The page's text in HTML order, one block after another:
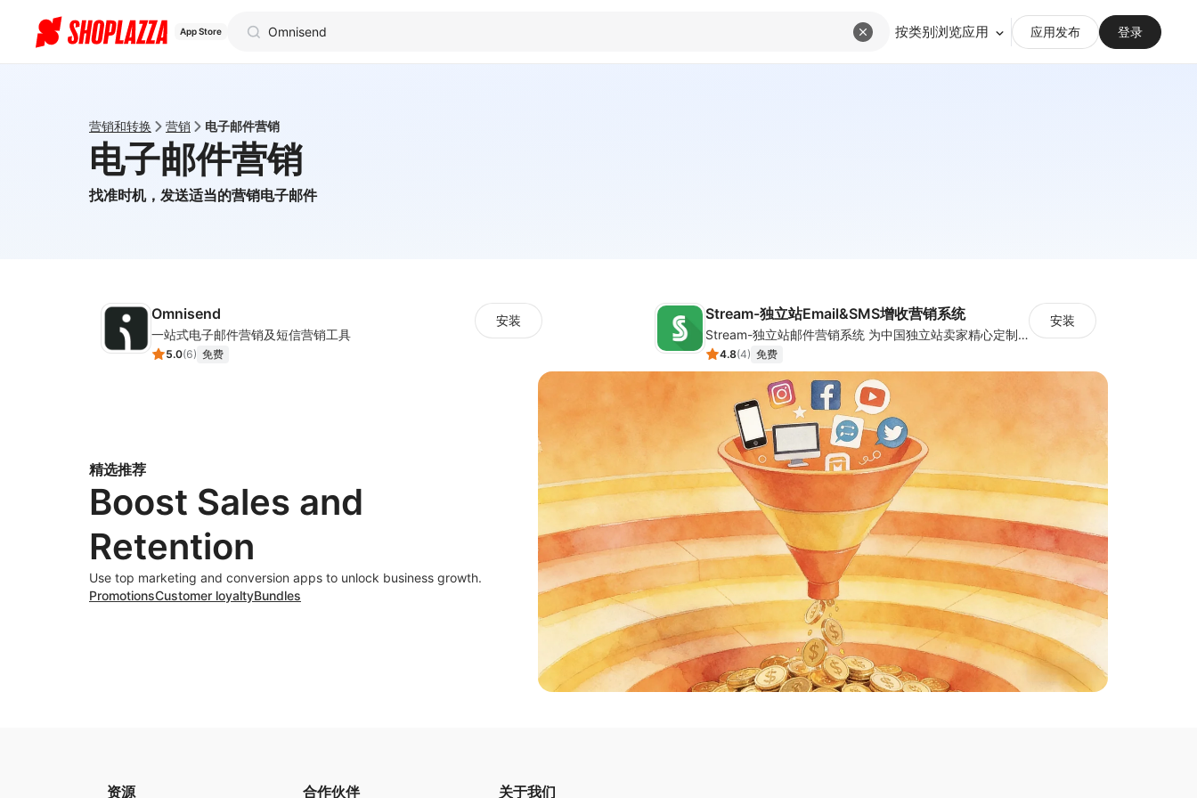
App Store 按类别浏览应用 应用发布 登录
营销和转换 营销 电子邮件营销
电子邮件营销
找准时机，发送适当的营销电子邮件
Omnisend
一站式电子邮件营销及短信营销工具
5.0(6) 免费
安装 Stream-独立站Email&SMS增收营销系统
Stream-独立站邮件营销系统 为中国独立站卖家精心定制的邮件营销策略，中国版mailchimp，中国版 Omnisend，中国版klaviyo。
4.8(4) 免费
安装
精选推荐
Boost Sales and
Retention
Use top marketing and conversion apps to unlock business growth.
PromotionsCustomer loyaltyBundles
资源 合作伙伴 关于我们